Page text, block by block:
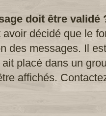
doit être validé
avoir décidé que le
des messages. Il
ait placé dans un
affichés.